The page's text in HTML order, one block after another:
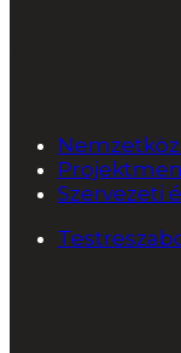
Szervezeti